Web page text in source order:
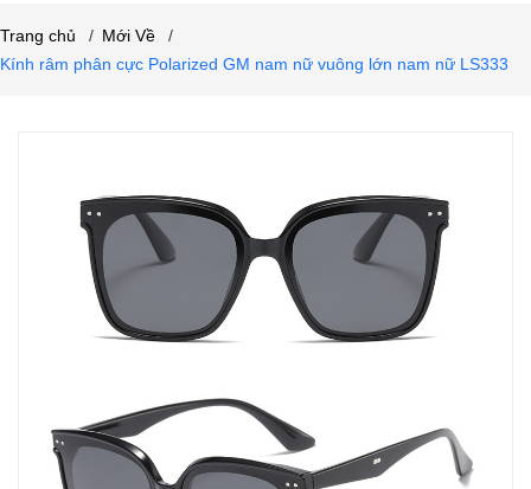
Trang chủ / Mới Về
/
Kính râm phân cực Polarized GM nam nữ vuông lớn nam nữ LS333